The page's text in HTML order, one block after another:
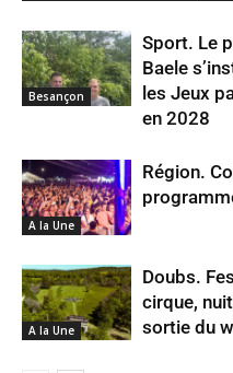
Besançon
Sport. Le
Baele
les Jeux
en 2028
A la Une
Région.
A la Une
Doubs.
cirque,
sortie du